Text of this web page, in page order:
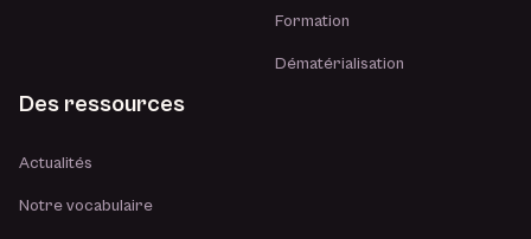
Formation
Dématérialisation
Des ressources
Actualités
Notre vocabulaire